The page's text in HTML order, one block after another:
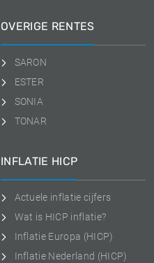
OVERIGE RENTES
SARON
ESTER
SONIA
TONAR
INFLATIE HICP
Actuele inflatie cijfers
Wat is HICP inflatie?
Inflatie Europa (HICP)
Inflatie Nederland (HICP)